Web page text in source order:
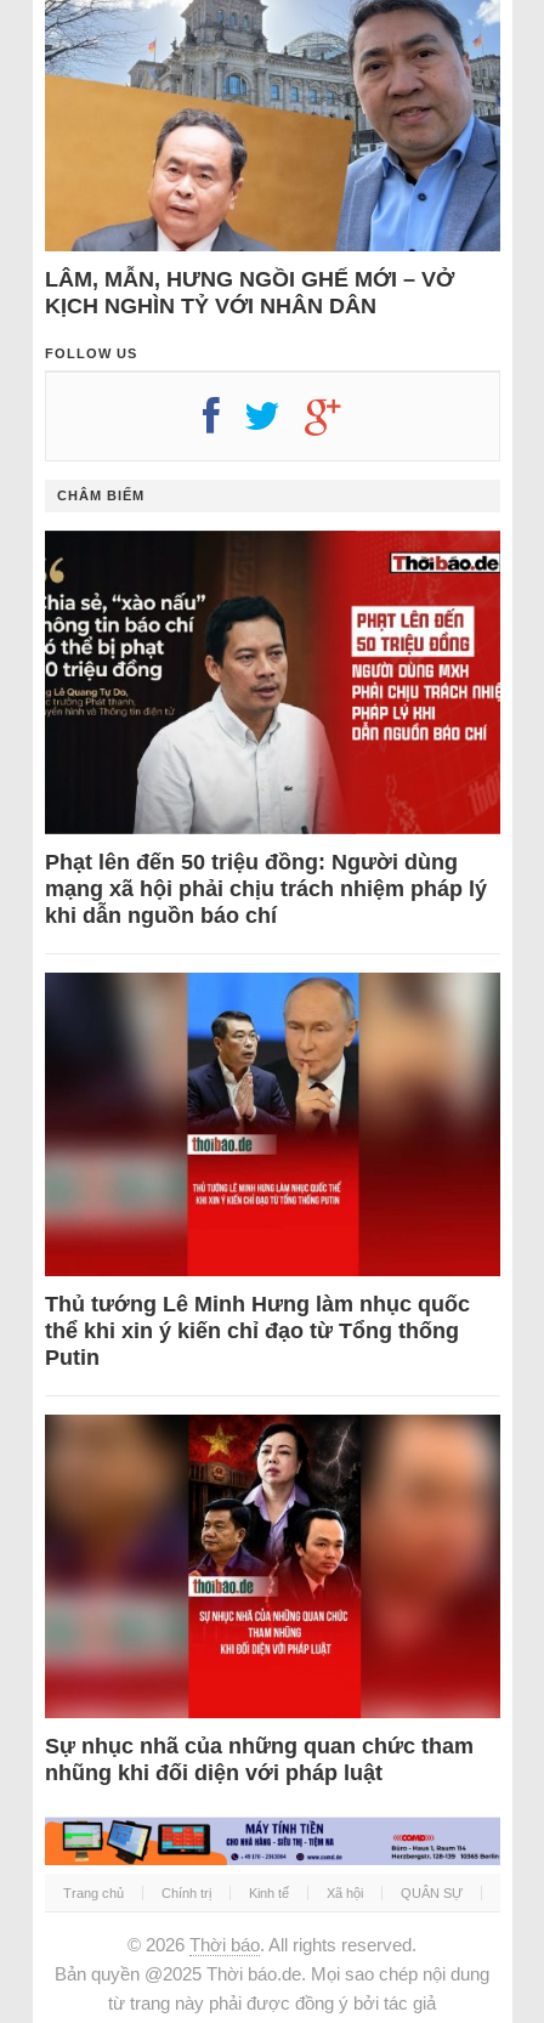
LÂM, MẪN, HƯNG NGỒI GHẾ MỚI – VỞ
KỊCH NGHÌN TỶ VỚI NHÂN DÂN
FOLLOW US
CHÂM BIẾM
Phạt lên đến 50 triệu đồng: Người dùng
mạng xã hội phải chịu trách nhiệm pháp lý
khi dẫn nguồn báo chí
Thủ tướng Lê Minh Hưng làm nhục quốc
thể khi xin ý kiến chỉ đạo từ Tổng thống
Putin
Sự nhục nhã của những quan chức tham
nhũng khi đối diện với pháp luật
Trang chủ Chính trị Kinh tế Xã hội QUÂN SỰ
© 2026 Thời báo. All rights reserved.
Bản quyền @2025 Thời báo.de. Mọi sao chép nội dung
từ trang này phải được đồng ý bởi tác giả